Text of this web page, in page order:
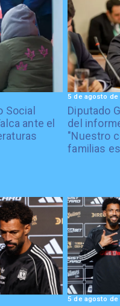
Social
ante el
Diputado
del
"Nuestro
familias
5 de agosto de
5 de agosto de